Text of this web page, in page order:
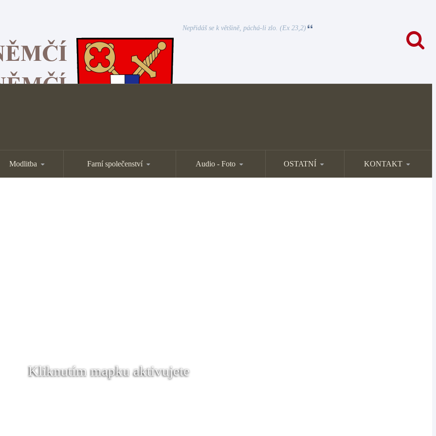
Nepřidáš se k většině, páchá-li zlo. (Ex 23,2)
Modlitba Farní společenství Audio - Foto OSTATNÍ KONTAKT
Kliknutím mapku aktivujete